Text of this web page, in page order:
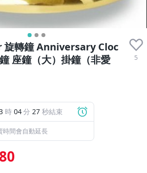
轉鐘 Anniversary Cloc
座鐘（大）掛鐘（非愛
5
時 04分 26 秒結束
時間會自動延長